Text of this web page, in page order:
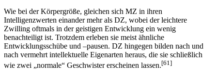
Wie bei der Körpergröße, gleichen sich MZ in ihren
Intelligenzwerten einander mehr als DZ, wobei der leichtere
Zwilling oftmals in der geistigen Entwicklung ein wenig
benachteiligt ist. Trotzdem erleben sie meist ähnliche
Entwicklungsschübe und –pausen. DZ hingegen bilden nach und
nach vermehrt intellektuelle Eigenarten heraus, die sie schließlich
wie zwei „normale“ Geschwister erscheinen lassen.[61]